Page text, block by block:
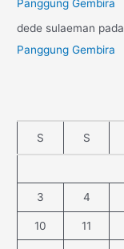
Panggung Gembira
dede sulaeman pada
Panggung Gembira
S S
3 4
10 11